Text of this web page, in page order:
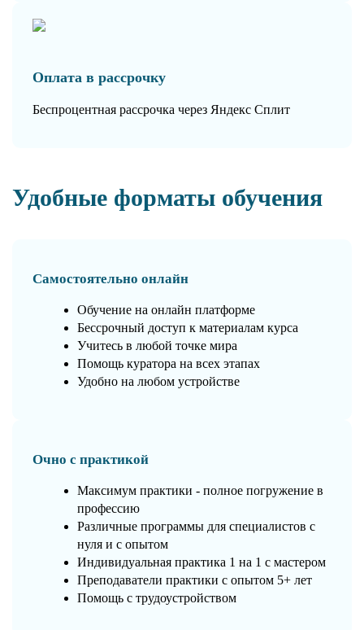
Оплата в рассрочку
Беспроцентная рассрочка через Яндекс Сплит
Удобные форматы обучения
Самостоятельно онлайн
Обучение на онлайн платформе
Бессрочный доступ к материалам курса
Учитесь в любой точке мира
Помощь куратора на всех этапах
Удобно на любом устройстве
Очно с практикой
Максимум практики - полное погружение в
профессию
Различные программы для специалистов с
нуля и с опытом
Индивидуальная практика 1 на 1 с мастером
Преподаватели практики с опытом 5+ лет
Помощь с трудоустройством